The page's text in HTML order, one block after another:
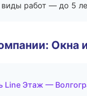
работ — до 5
Окна
Line Этаж —